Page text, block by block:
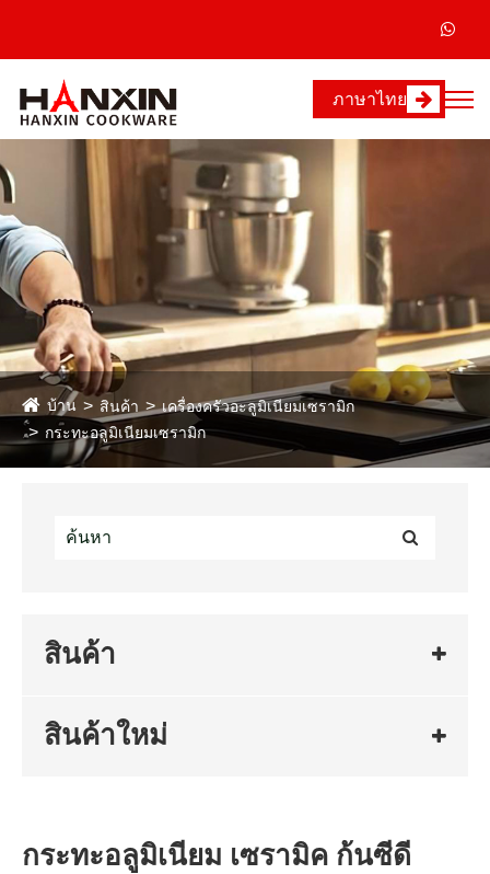
ภาษาไทย
บ้าน สินค้า
เครื่องครัวอะลูมิเนียมเซรามิก
กระทะอลูมิเนียมเซรามิก
สินค้า
สินค้าใหม่
กระทะอลูมิเนียม เซรามิค ก้นซีดี